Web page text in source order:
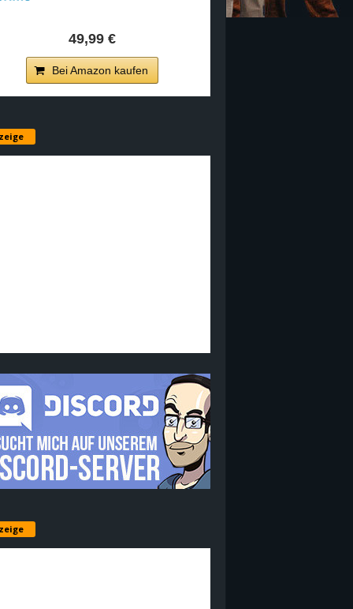
49,99 €
Bei Amazon kaufen